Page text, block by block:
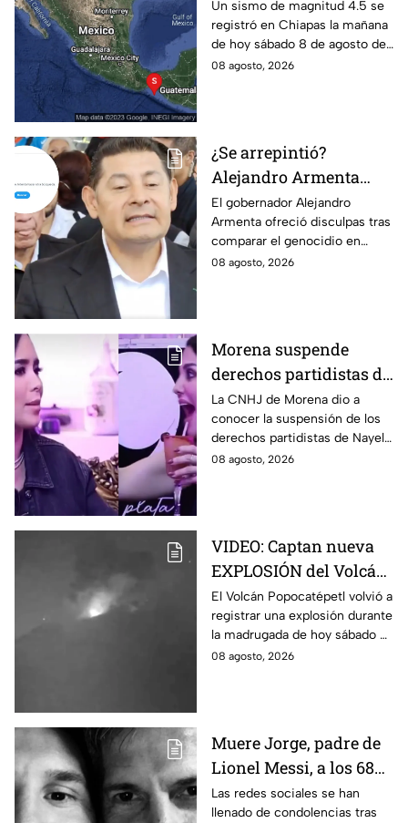
sábado: ¿Cuáles son los
daños?
Un sismo de magnitud 4.5 se
registró en Chiapas la mañana
de hoy sábado 8 de agosto de
2026, lo que generó alerta
08 agosto, 2026
¿Se arrepintió?
Alejandro Armenta
elimina disculpas tras
comparar genocidio
palestino con baches;
Morena calla
El gobernador Alejandro
Armenta ofreció disculpas tras
comparar el genocidio en
Palestina con baches; sin
08 agosto, 2026
Morena suspende
derechos partidistas de
Nayeli Salvatori y
Graciela Palomares
tras dichos contra
adultos mayores
La CNHJ de Morena dio a
conocer la suspensión de los
derechos partidistas de Nayeli
Salvatori y Graciela Palomares
08 agosto, 2026
VIDEO: Captan nueva
EXPLOSIÓN del Volcán
Popocatépetl hoy;
arrojó LAVA
El Volcán Popocatépetl volvió a
registrar una explosión durante
la madrugada de hoy sábado 8
de agosto de 2026; arrojó lava
08 agosto, 2026
Muere Jorge, padre de
Lionel Messi, a los 68
años; esto se sabe
Las redes sociales se han
llenado de condolencias tras